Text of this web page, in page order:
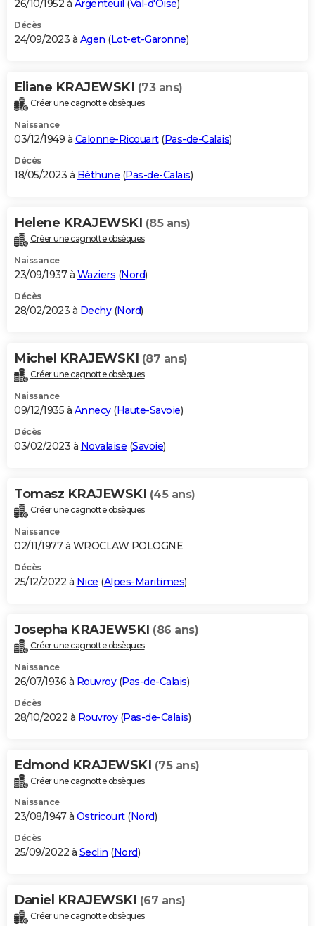
26/10/1952 à Argenteuil (Val-d'Oise)
Décès
24/09/2023 à Agen (Lot-et-Garonne)
Eliane KRAJEWSKI (73 ans)
Créer une cagnotte obsèques
Naissance
03/12/1949 à Calonne-Ricouart(Pas-de-Calais)
Décès
18/05/2023 à Béthune (Pas-de-Calais)
Helene KRAJEWSKI (85 ans)
Créer une cagnotte obsèques
Naissance
23/09/1937 à Waziers (Nord)
Décès
28/02/2023 à Dechy(Nord)
Michel KRAJEWSKI (87 ans)
Créer une cagnotte obsèques
Naissance
09/12/1935 à Annecy(Haute-Savoie)
Décès
03/02/2023 à Novalaise (Savoie)
Tomasz KRAJEWSKI (45 ans)
Créer une cagnotte obsèques
Naissance
02/11/1977 à WROCLAW POLOGNE
Décès
25/12/2022 à Nice (Alpes-Maritimes)
Josepha KRAJEWSKI (86 ans)
Créer une cagnotte obsèques
Naissance
26/07/1936 à Rouvroy(Pas-de-Calais)
Décès
28/10/2022 à Rouvroy(Pas-de-Calais)
Edmond KRAJEWSKI (75 ans)
Créer une cagnotte obsèques
Naissance
23/08/1947 à Ostricourt(Nord)
Décès
25/09/2022 à Seclin (Nord)
Daniel KRAJEWSKI (67 ans)
Créer une cagnotte obsèques